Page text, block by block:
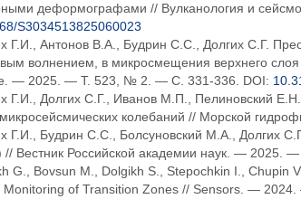
деформографами // Вулканология и
S3034513825060023
Г.И., Антонов В.А., Будрин С.С., Долгих С.Г.
волнением, в микросмещения верхнего
— 2025. — Т. 523, № 2. — С. 331-336. DOI:
Г.И., Долгих С.Г., Иванов М.П., Пелиновский
колебаний // Морской
Г.И., Будрин С.С., Болсуновский М.А., Долгих
// Вестник Российской академии наук. —
G., Bovsun M., Dolgikh S., Stepochkin I., Chupin
Monitoring of Transition Zones // Sensors. —